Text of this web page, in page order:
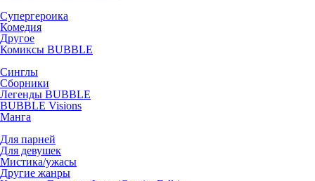
Супергероика
Комедия
Другое
Комиксы BUBBLE
Синглы
Сборники
Легенды BUBBLE
BUBBLE Visions
Манга
Для парней
Для девушек
Мистика/ужасы
Другие жанры